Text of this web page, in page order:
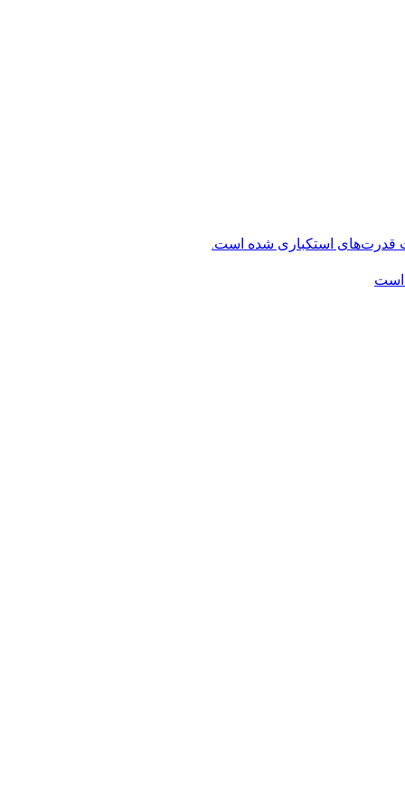
قدرت‌های استکباری شده است.
است